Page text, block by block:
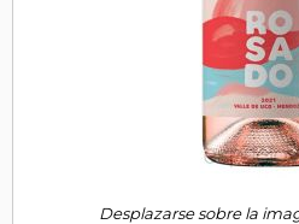
Desplazarse sobre la